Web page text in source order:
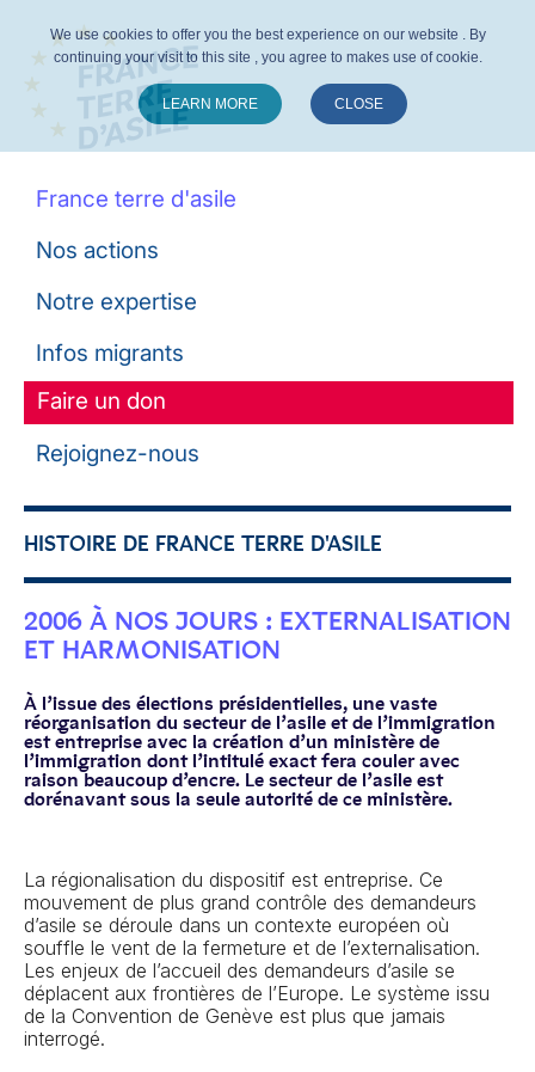
France terre d'asile
Nos actions
Notre expertise
Infos migrants
Faire un don
Rejoignez-nous
HISTOIRE DE FRANCE TERRE D'ASILE
2006 À NOS JOURS : EXTERNALISATION
ET HARMONISATION
À l’issue des élections présidentielles, une vaste
réorganisation du secteur de l’asile et de l’immigration
est entreprise avec la création d’un ministère de
l’immigration dont l’intitulé exact fera couler avec
raison beaucoup d’encre. Le secteur de l’asile est
dorénavant sous la seule autorité de ce ministère.
La régionalisation du dispositif est entreprise. Ce
mouvement de plus grand contrôle des demandeurs
d’asile se déroule dans un contexte européen où
souffle le vent de la fermeture et de l’externalisation.
Les enjeux de l’accueil des demandeurs d’asile se
déplacent aux frontières de l’Europe. Le système issu
de la Convention de Genève est plus que jamais
interrogé.
We use cookies to offer you the best experience on our website . By
continuing your visit to this site , you agree to makes use of cookie.
LEARN MORE CLOSE